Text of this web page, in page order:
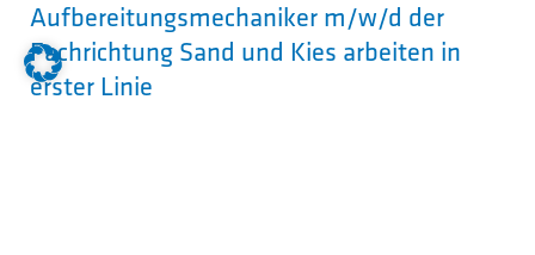
Aufbereitungsmechaniker m/w/d der
Fachrichtung Sand und Kies arbeiten in
erster Linie